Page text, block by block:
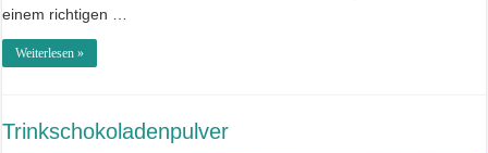
einem richtigen …
Weiterlesen »
Trinkschokoladenpulver